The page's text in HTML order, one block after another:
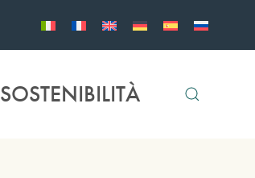
SOSTENIBILITÀ